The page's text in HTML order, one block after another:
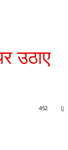
उठाए
0
452